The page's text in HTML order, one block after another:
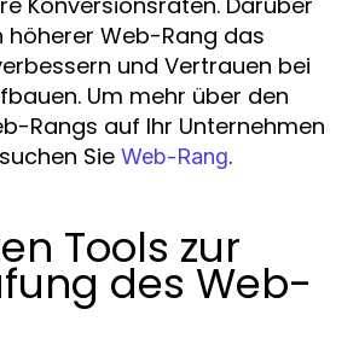
höherer Web-Rang das
und Vertrauen bei
Um mehr über den
Rangs auf Ihr Unternehmen
Sie Web-Rang.
Tools zur
des Web-